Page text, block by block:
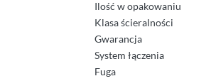
Ilość w opakowaniu
Klasa ścieralności
Gwarancja
System łączenia
Fuga